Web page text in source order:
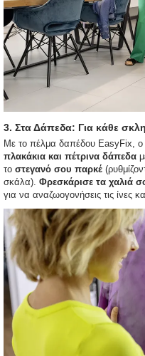
3. Στα Δάπεδα: Για κάθε
Με το πέλμα δαπέδου EasyFix, ο
πλακάκια και πέτρινα δάπεδα
το στεγανό σου παρκέ
σκάλα). Φρεσκάρισε τα χαλιά
για να αναζωογονήσεις τις ίνες